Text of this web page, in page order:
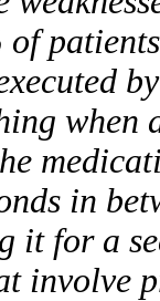
of
when
in
it for a
involve